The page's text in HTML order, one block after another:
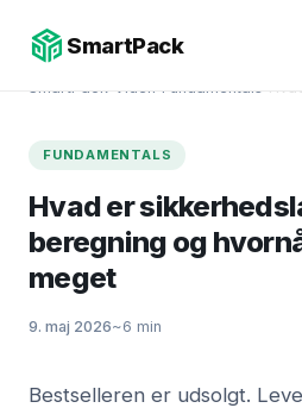
SmartPack
SmartPack Viden Fundamentals
FUNDAMENTALS
Hvad er
beregning og
meget
9. maj 2026~6 min
Bestselleren er udsolgt.